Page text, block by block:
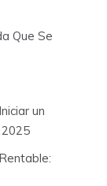
Que Se
un